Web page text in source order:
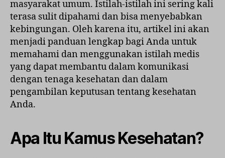
masyarakat umum. Istilah-istilah ini sering kali
terasa sulit dipahami dan bisa menyebabkan
kebingungan. Oleh karena itu, artikel ini akan
menjadi panduan lengkap bagi Anda untuk
memahami dan menggunakan istilah medis
yang dapat membantu dalam komunikasi
dengan tenaga kesehatan dan dalam
pengambilan keputusan tentang kesehatan
Anda.
Apa Itu Kamus Kesehatan?